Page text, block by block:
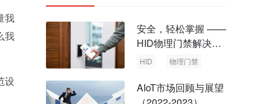
我
我
设
安全，轻松掌握 ——
HID物理门禁解决方
案，启动智慧安全新
HID 物理门禁
AIoT市场回顾与展望